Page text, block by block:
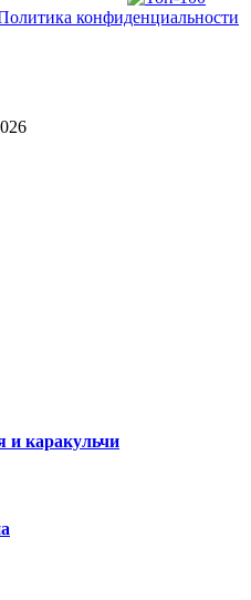
конфиденциальности
и каракульчи